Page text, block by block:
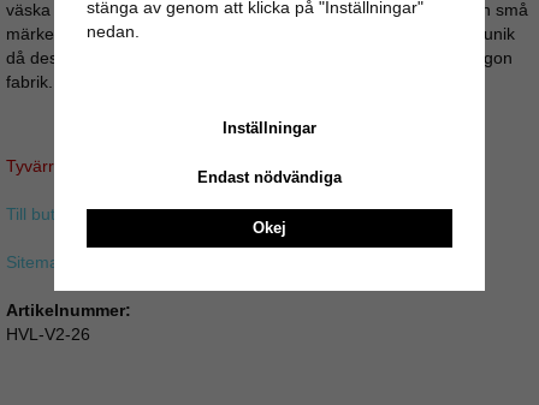
väska är den andra lik, färgskiftningar kan förekomma och även små
märken ifrån skinnberedningen. Allt detta gör varje skinnväska unik
då dessa väskor är handgjorda och inte massproducerade i någon
fabrik.
Tyvärr ingår inte denna produkt i vårt sortiment för tillfället.
Till butikens startsida »
Sitemap »
Artikelnummer:
HVL-V2-26
stänga av genom att klicka på "Inställningar"
nedan.
Inställningar
Endast nödvändiga
Okej